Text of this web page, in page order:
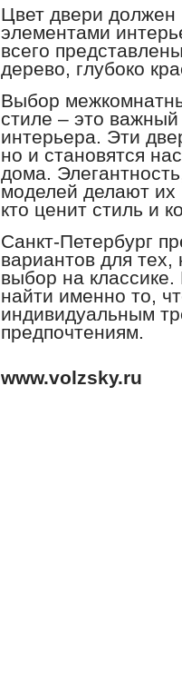
Цвет двери должен
элементами
всего
дерево, глубоко
Выбор
стиле – это
интерьера. Эти
но и становятся
дома.
моделей делают
кто ценит стиль и
Санкт-Петербург
вариантов для
выбор на
найти именно то,
индивидуальным
предпочтениям.
www.volzsky.ru